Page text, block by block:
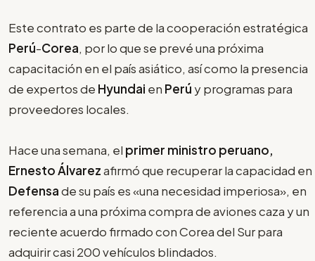
Este contrato es parte de la cooperación estratégica
Perú-Corea, por lo que se prevé una próxima
capacitación en el país asiático, así como la presencia
de expertos de Hyundai en Perú y programas para
proveedores locales.
Hace una semana, el primer ministro peruano,
Ernesto Álvarezafirmó que recuperar la capacidad en
Defensade su país es «una necesidad imperiosa», en
referencia a una próxima compra de aviones caza y un
reciente acuerdo firmado con Corea del Sur para
adquirir casi 200 vehículos blindados.